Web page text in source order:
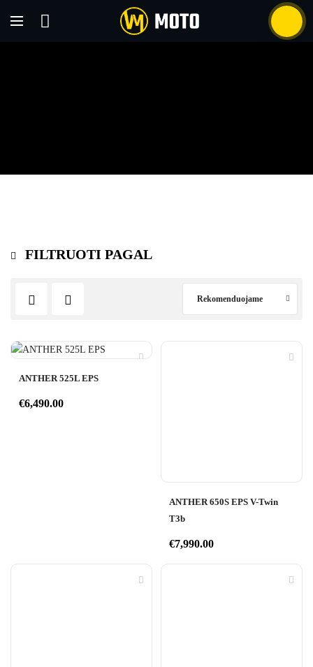
FILTRUOTI PAGAL
Rekomenduojame
ANTHER 525L EPS
€6,490.00
ANTHER 650S EPS V-Twin
T3b
€7,990.00